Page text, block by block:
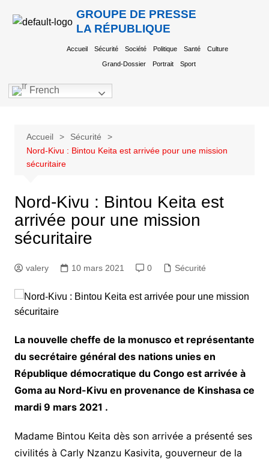
GROUPE DE PRESSE
LA RÉPUBLIQUE
Accueil Sécurité Société Politique Santé Culture
Grand-Dossier Portrait Sport
French
Accueil
Sécurité
Nord-Kivu : Bintou Keita est arrivée pour une mission
sécuritaire
Nord-Kivu : Bintou Keita est
arrivée pour une mission
sécuritaire
valery 10 mars 2021 0 Sécurité
La nouvelle cheffe de la monusco et représentante
du secrétaire général des nations unies en
République démocratique du Congo est arrivée à
Goma au Nord-Kivu en provenance de Kinshasa ce
mardi 9 mars 2021 .
Madame Bintou Keita dès son arrivée a présenté ses
civilités à Carly Nzanzu Kasivita, gouverneur de la